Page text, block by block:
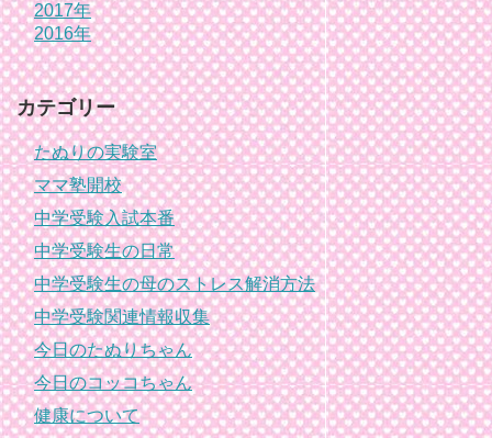
2017年
2016年
カテゴリー
たぬりの実験室
ママ塾開校
中学受験入試本番
中学受験生の日常
中学受験生の母のストレス解消方法
中学受験関連情報収集
今日のたぬりちゃん
今日のコッコちゃん
健康について